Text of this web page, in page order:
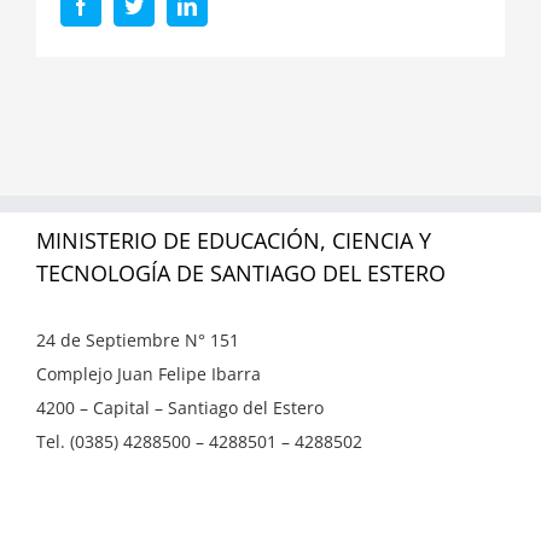
FacebookTwitterLinkedIn
MINISTERIO DE EDUCACIÓN, CIENCIA Y
TECNOLOGÍA DE SANTIAGO DEL ESTERO
24 de Septiembre N° 151
Complejo Juan Felipe Ibarra
4200 – Capital – Santiago del Estero
Tel. (0385) 4288500 – 4288501 – 4288502